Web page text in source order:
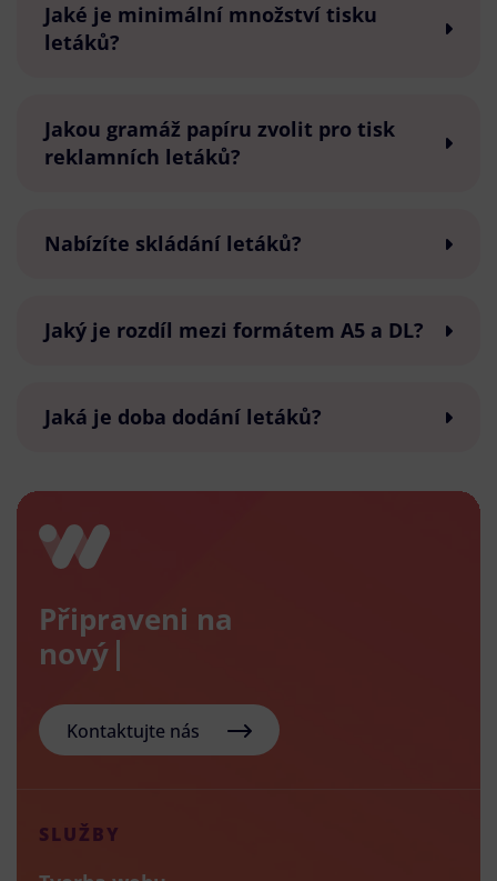
Jaké je minimální množství tisku
letáků?
Jakou gramáž papíru zvolit pro tisk
reklamních letáků?
Nabízíte skládání letáků?
Jaký je rozdíl mezi formátem A5 a DL?
Jaká je doba dodání letáků?
Připraveni na
nový e-sho
Kontaktujte nás
SLUŽBY